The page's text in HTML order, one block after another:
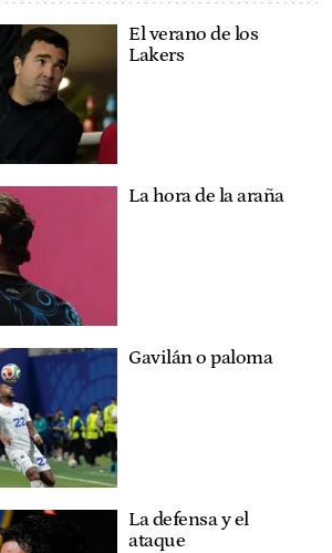
El verano de los
Lakers
La hora de la araña
Gavilán o paloma
La defensa y el
ataque